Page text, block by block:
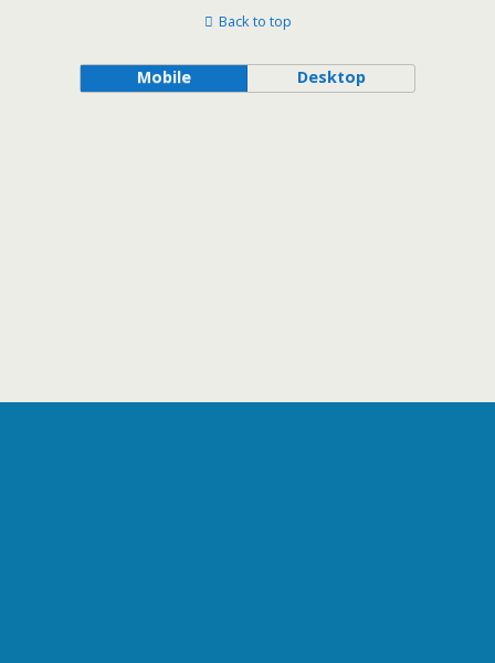
Back to top
Mobile Desktop